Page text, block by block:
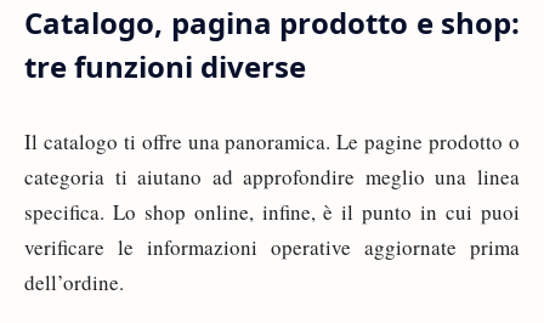
Catalogo, pagina prodotto e shop:
tre funzioni diverse
Il catalogo ti offre una panoramica. Le pagine prodotto o
categoria ti aiutano ad approfondire meglio una linea
specifica. Lo shop online, infine, è il punto in cui puoi
verificare le informazioni operative aggiornate prima
dell’ordine.